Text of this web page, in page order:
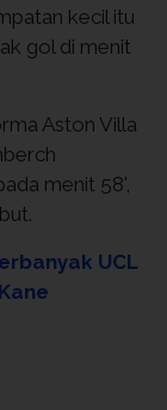
kecil itu
gol di menit
Aston Villa
menit 58',
UCL